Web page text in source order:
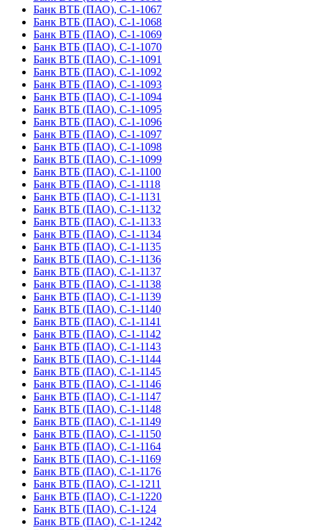
Банк ВТБ (ПАО), С-1-1067
Банк ВТБ (ПАО), С-1-1068
Банк ВТБ (ПАО), С-1-1069
Банк ВТБ (ПАО), С-1-1070
Банк ВТБ (ПАО), С-1-1091
Банк ВТБ (ПАО), С-1-1092
Банк ВТБ (ПАО), С-1-1093
Банк ВТБ (ПАО), С-1-1094
Банк ВТБ (ПАО), С-1-1095
Банк ВТБ (ПАО), С-1-1096
Банк ВТБ (ПАО), С-1-1097
Банк ВТБ (ПАО), С-1-1098
Банк ВТБ (ПАО), С-1-1099
Банк ВТБ (ПАО), С-1-1100
Банк ВТБ (ПАО), С-1-1118
Банк ВТБ (ПАО), С-1-1131
Банк ВТБ (ПАО), С-1-1132
Банк ВТБ (ПАО), С-1-1133
Банк ВТБ (ПАО), С-1-1134
Банк ВТБ (ПАО), С-1-1135
Банк ВТБ (ПАО), С-1-1136
Банк ВТБ (ПАО), С-1-1137
Банк ВТБ (ПАО), С-1-1138
Банк ВТБ (ПАО), С-1-1139
Банк ВТБ (ПАО), С-1-1140
Банк ВТБ (ПАО), С-1-1141
Банк ВТБ (ПАО), С-1-1142
Банк ВТБ (ПАО), С-1-1143
Банк ВТБ (ПАО), С-1-1144
Банк ВТБ (ПАО), С-1-1145
Банк ВТБ (ПАО), С-1-1146
Банк ВТБ (ПАО), С-1-1147
Банк ВТБ (ПАО), С-1-1148
Банк ВТБ (ПАО), С-1-1149
Банк ВТБ (ПАО), С-1-1150
Банк ВТБ (ПАО), С-1-1164
Банк ВТБ (ПАО), С-1-1169
Банк ВТБ (ПАО), С-1-1176
Банк ВТБ (ПАО), С-1-1211
Банк ВТБ (ПАО), С-1-1220
Банк ВТБ (ПАО), С-1-124
Банк ВТБ (ПАО), С-1-1242